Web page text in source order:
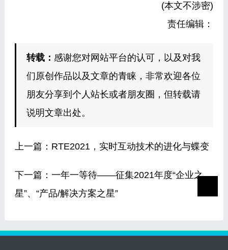
(本文不涉密)
责任编辑：
转载： 感谢您对网站平台的认可，以及对我
们原创作品以及文章的青睐，非常欢迎各位
朋友分享到个人站长或者朋友圈，但转载请
说明文章出处。
上一篇： RTE2021，实时互动技术的进化与蝶变
下一篇： 一年一等待——征集2021年度“企业之
星”、“产品/解决方案之星”